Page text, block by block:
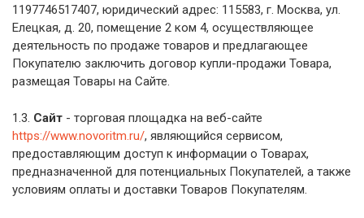
1197746517407, юридический адрес: 115583, г. Москва, ул.
Елецкая, д. 20, помещение 2 ком 4, осуществляющее
деятельность по продаже товаров и предлагающее
Покупателю заключить договор купли-продажи Товара,
размещая Товары на Сайте.
1.3. Сайт - торговая площадка на веб-сайте
https://www.novoritm.ru/, являющийся сервисом,
предоставляющим доступ к информации о Товарах,
предназначенной для потенциальных Покупателей, а также
условиям оплаты и доставки Товаров Покупателям.